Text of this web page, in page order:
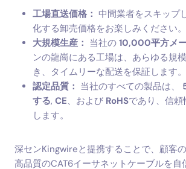
工場直送価格： 中間業者をスキップ
化する卸売価格をお楽しみください。
大規模生産： 当社の 10,000平方メ
ンの龍崗にある工場は、あらゆる規
き、タイムリーな配送を保証します。
認定品質： 当社のすべての製品は、
する, CE、および RoHSであり、信
します。
深センKingwireと提携することで、顧客
高品質のCAT6イーサネットケーブルを自